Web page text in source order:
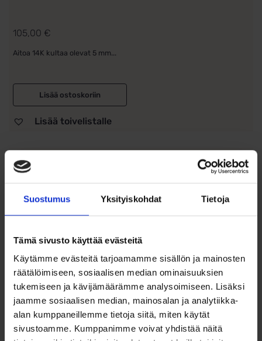
Suostumus Yksityiskohdat Tietoja
Tämä sivusto käyttää evästeitä
Käytämme evästeitä tarjoamamme sisällön ja mainosten
räätälöimiseen, sosiaalisen median ominaisuuksien
tukemiseen ja kävijämäärämme analysoimiseen. Lisäksi
jaamme sosiaalisen median, mainosalan ja analytiikka-
alan kumppaneillemme tietoja siitä, miten käytät
sivustoamme. Kumppanimme voivat yhdistää näitä
Tuotetiedot
hopeamedaljonki aidolla
kahdelle kuvalle
Tyylikkäästi muotoiltu kullattu pyöreä medaljonki
jossa on
aito 0,01ct timantti. Medaljonki on valmistettu
sterlinghopeastaja päällystetty aidolla14 karaatin
kullalla, mikä antaa sille lämpimän ja arvokkaan kiillon.
Koru aukeaa ja sen sisälle mahtuu kaksi pientä valokuvaa –
täydellinen koru muistoille, joita haluat kantaa lähellä
105,00 €
Aitoa 14K kultaa olevat 5 mm...
Lisää ostoskoriin
Lisää toivelistalle